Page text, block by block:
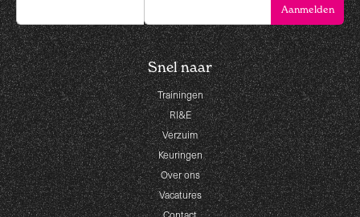
Snel naar
Trainingen
RI&E
Verzuim
Keuringen
Over ons
Vacatures